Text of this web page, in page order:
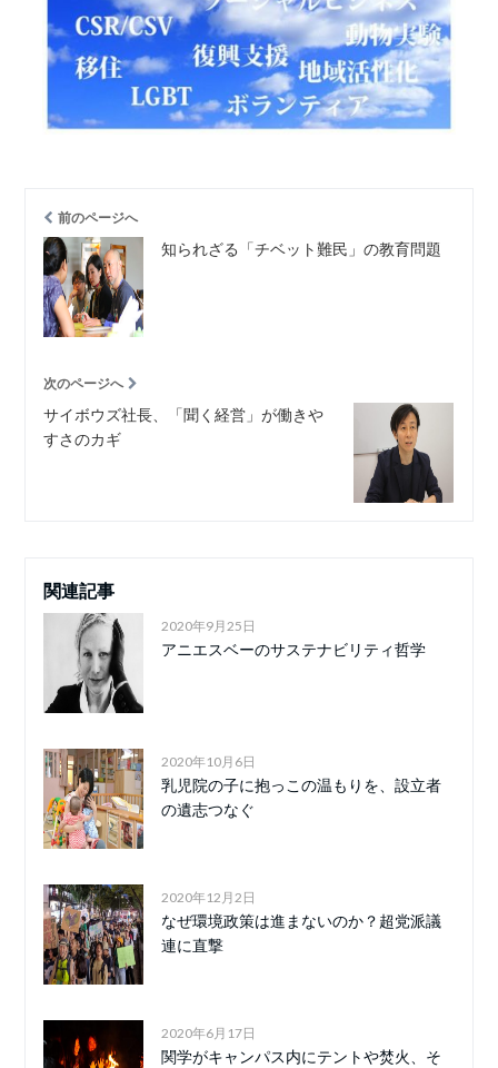
前のページへ
知られざる「チベット難民」の教育問題
次のページへ
サイボウズ社長、「聞く経営」が働きや
すさのカギ
関連記事
2020年9月25日
アニエスベーのサステナビリティ哲学
2020年10月6日
乳児院の子に抱っこの温もりを、設立者
の遺志つなぐ
2020年12月2日
なぜ環境政策は進まないのか？超党派議
連に直撃
2020年6月17日
関学がキャンパス内にテントや焚火、そ